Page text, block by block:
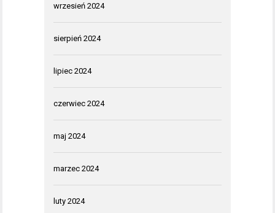
wrzesień 2024
sierpień 2024
lipiec 2024
czerwiec 2024
maj 2024
marzec 2024
luty 2024